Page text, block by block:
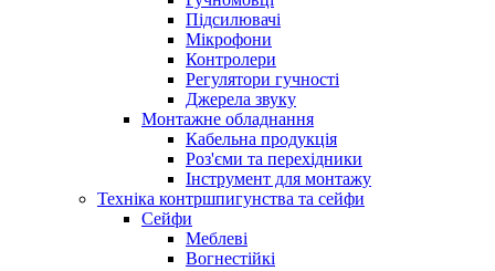
Підсилювачі
Мікрофони
Контролери
Регулятори гучності
Джерела звуку
Монтажне обладнання
Кабельна продукція
Роз'єми та перехідники
Інструмент для монтажу
Техніка контршпигунства та сейфи
Сейфи
Меблеві
Вогнестійкі